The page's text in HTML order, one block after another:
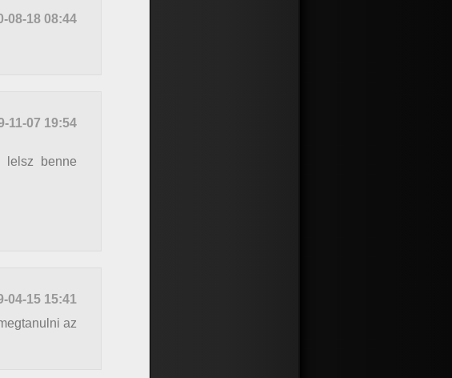
08-18 08:44
11-07 19:54
lelsz benne
04-15 15:41
az